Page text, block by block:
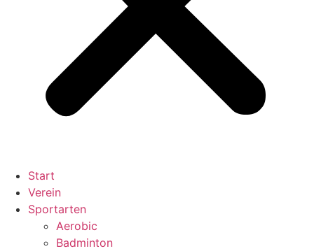
Start
Verein
Sportarten
Aerobic
Badminton